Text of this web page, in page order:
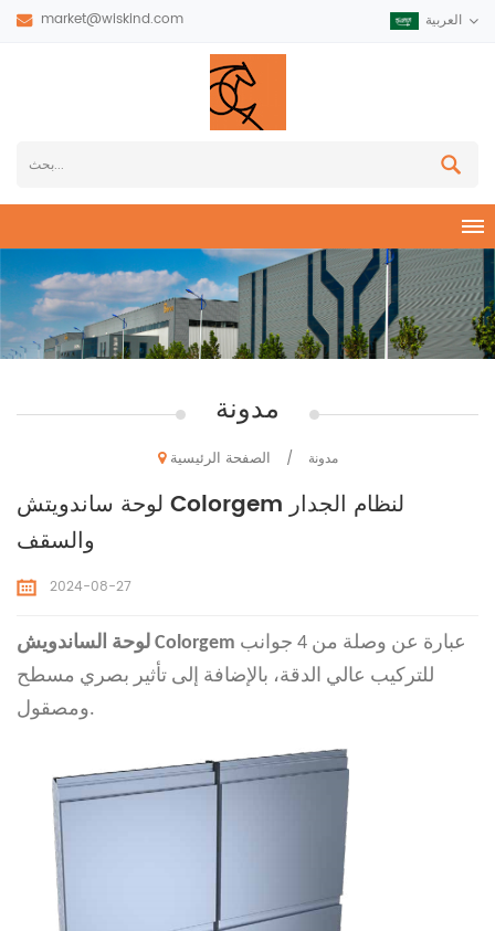
market@wiskind.com العربية
مدونة
الصفحة الرئيسية / مدونة
لوحة ساندويتش Colorgem لنظام الجدار
والسقف
2024-08-27
لوحة الساندويش Colorgem
للتركيب عالي الدقة، بالإضافة إلى تأثير بصري مسطح
ومصقول.